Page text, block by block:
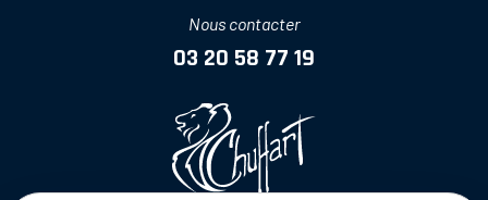
Nous contacter
03 20 58 77 19